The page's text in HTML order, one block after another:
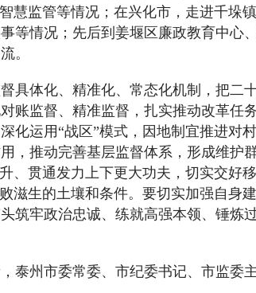
慧监管等情况；在兴化市，走进千垛
等情况；先后到姜堰区廉政教育中心
。
具体化、精准化、常态化机制，把二
账监督、精准监督，扎实推动改革任
化运用“战区”模式，因地制宜推进对
，推动完善基层监督体系，形成维护
、贯通发力上下更大功夫，切实交好
滋生的土壤和条件。要切实加强自身
筑牢政治忠诚、练就高强本领、锤炼
泰州市委常委、市纪委书记、市监委